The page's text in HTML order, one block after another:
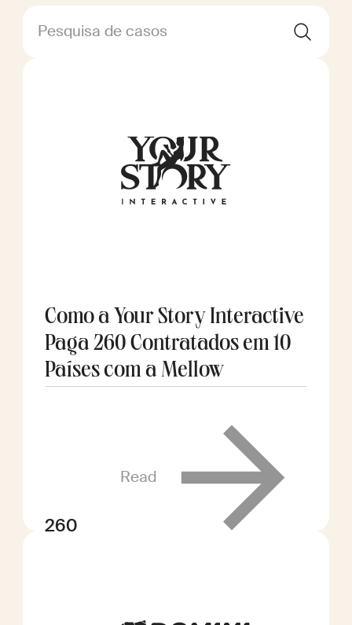
Pesquisa de casos
Como a Your Story Interactive
Paga 260 Contratados em 10
Países com a Mellow
260
Read